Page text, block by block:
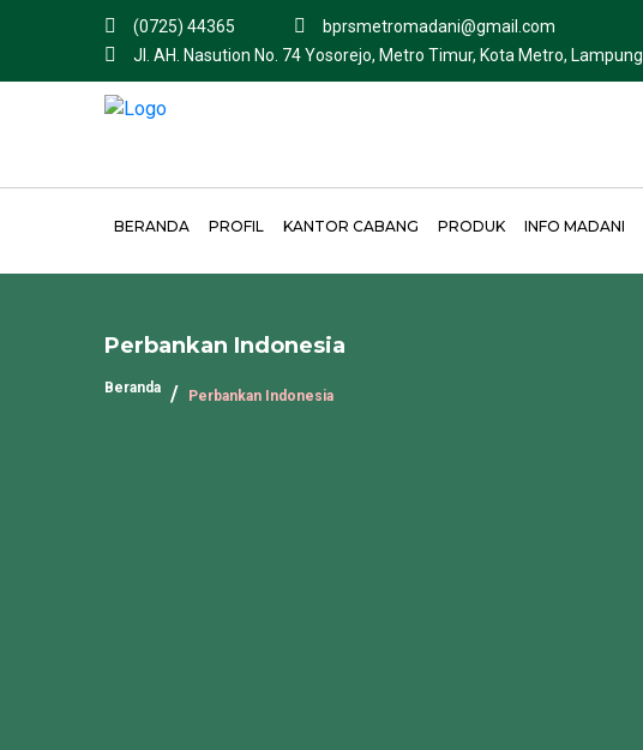
(0725) 44365
bprsmetromadani@gmail.com
Jl. AH. Nasution No. 74 Yosorejo, Metro Timur, Kota Metro, Lampung
BERANDA PROFIL KANTOR CABANG PRODUK INFO MADANI
Perbankan Indonesia
Beranda Perbankan Indonesia